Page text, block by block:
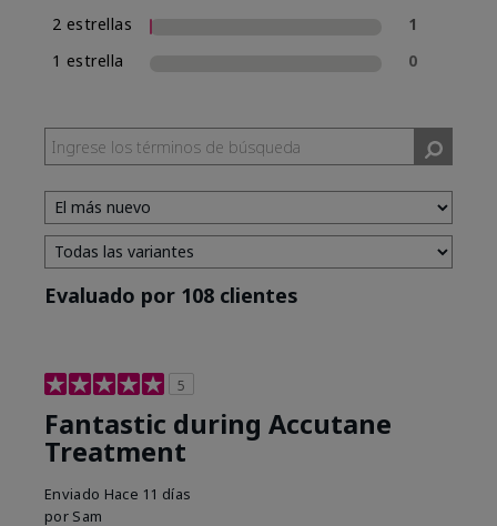
2 estrellas
1
1 estrella
0
Evaluado por 108 clientes
5
Fantastic during Accutane
Treatment
Enviado Hace 11 días
por Sam